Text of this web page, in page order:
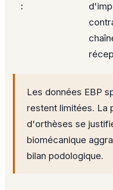
:
Les données EBP
restent limitées. La
d'orthèses se
biomécanique
bilan podologique.